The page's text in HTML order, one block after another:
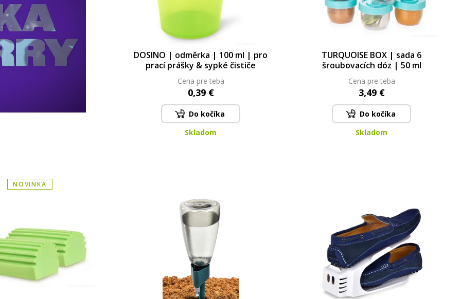
DOSINO | odměrka | 100 ml | pro
prací prášky & sypké čističe
Cena pre teba
0,39 €
Do kočíka
Skladom
TURQUOISE BOX | sada 6
šroubovacích dóz | 50 ml
Cena pre teba
3,49 €
Do kočíka
Skladom
NOVINKA